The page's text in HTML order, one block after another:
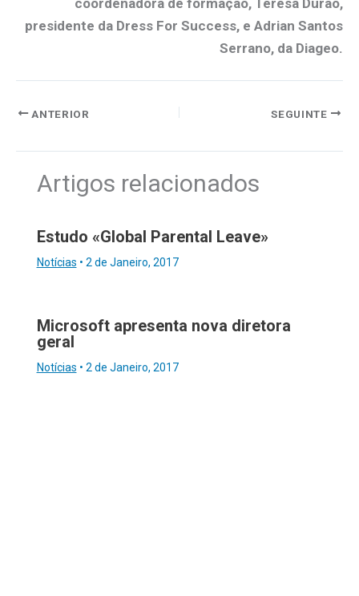
coordenadora de formação, Teresa Durão,
presidente da Dress For Success, e Adrian Santos
Serrano, da Diageo.
ANTERIOR SEGUINTE
Artigos relacionados
Estudo «Global Parental Leave»
Notícias • 2 de Janeiro, 2017
Microsoft apresenta nova diretora
geral
Notícias • 2 de Janeiro, 2017